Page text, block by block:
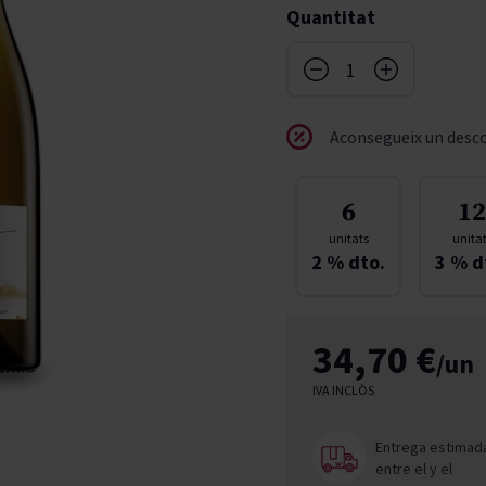
Pago del Cielo
Valduero
Quantitat
Aconsegueix un
6
unitats
2 % dto.
12
3 %
34,70 €/un
IVA INCLÒS
Entrega
entre ely el